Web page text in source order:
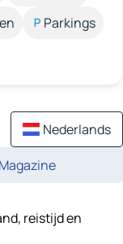
Parkings
Nederlands
reistijd en